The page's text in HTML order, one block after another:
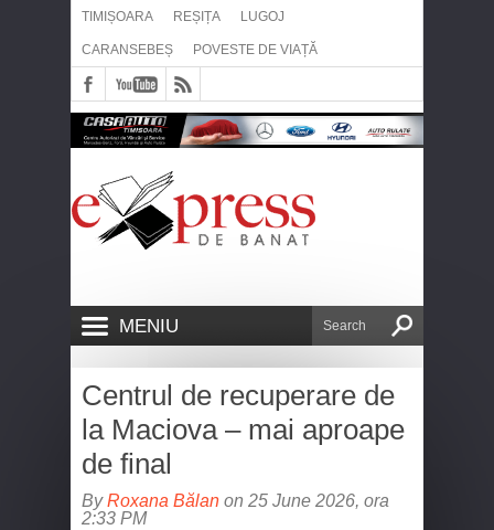
TIMIȘOARA REȘIȚA LUGOJ
CARANSEBEȘ POVESTE DE VIAȚĂ
MENIU
Centrul de recuperare de
la Maciova – mai aproape
de final
ByRoxana Bălan on 25 June 2026, ora
2:33 PM